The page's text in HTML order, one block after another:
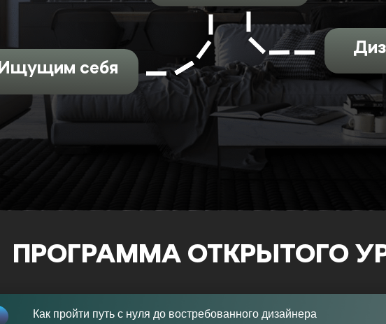
Ищущим себя
ПРОГРАММА ОТКРЫТОГО
Как пройти путь с нуля до востребованного дизайнера